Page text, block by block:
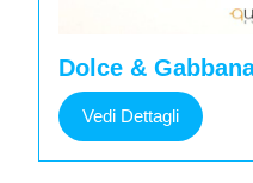
Dolce &
Vedi DettagliVedi
Dettagli